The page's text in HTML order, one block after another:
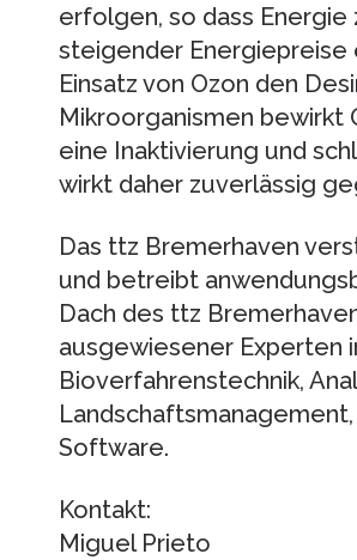
erfolgen, so dass
steigender Energiepreise
Einsatz von Ozon den
Mikroorganismen bewirkt
eine Inaktivierung und
wirkt daher zuverlässig
Das ttz Bremerhaven
und betreibt
Dach des ttz
ausgewiesener Experten
Bioverfahrenstechnik,
Software.
Kontakt:
Miguel Prieto